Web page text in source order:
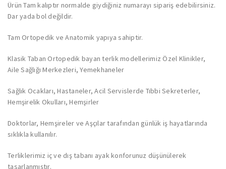
Ürün Tam kalıptır normalde giydiğiniz numarayı sipariş edebilirsiniz.
Dar yada bol değildir.
Tam Ortopedik ve Anatomik yapıya sahiptir.
Klasik Taban Ortopedik bayan terlik modellerimiz Özel Klinikler,
Aile Sağlığı Merkezleri, Yemekhaneler
Sağlık Ocakları, Hastaneler, Acil Servislerde Tıbbi Sekreterler,
Hemşirelik Okulları, Hemşirler
Doktorlar, Hemşireler ve Aşçılar tarafından günlük iş hayatlarında
sıklıkla kullanılır.
Terliklerimiz iç ve dış tabanı ayak konforunuz düşünülerek
tasarlanmıştır.